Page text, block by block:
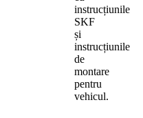
instrucțiunile
SKF
și
instrucțiunile
de
montare
pentru
vehicul.